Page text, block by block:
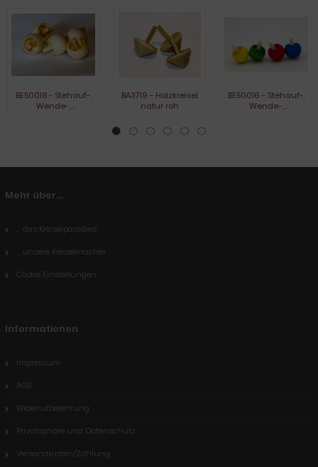
BE50018 - Stehauf-,
Wende-,
BA3719 - Holzkreisel
natur roh
BE50016 - Stehauf-,
Wende-,
Mehr über...
... das Kreiselparadies
... unsere Kreiselmacher
Cookie Einstellungen
Informationen
Impressum
AGB
Widerrufbelehrung
Privatsphäre und Datenschutz
Versandkosten/Zahlung